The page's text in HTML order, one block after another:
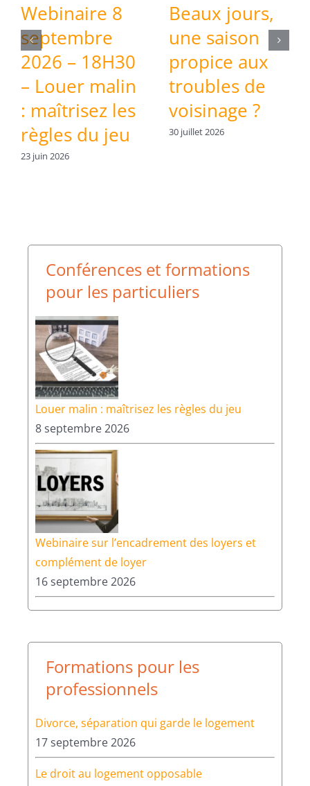
Invitation
gratuite –
Salon de la
Copropriété
et de l’Habitat
: les 4 et 5
novembre
Webinaire 8
septembre
2026 – 18H30
– Louer malin
: maîtrisez les
règles du jeu
Conférences et formations
pour les particuliers
Louer malin : maîtrisez les règles du jeu
8 septembre 2026
Webinaire sur l’encadrement des loyers et
complément de loyer
Formations pour les
professionnels
Divorce, séparation qui garde le logement